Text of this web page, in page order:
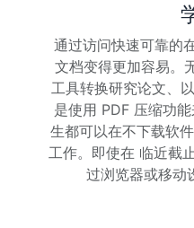
通过访问快速可靠的
文档变得更加容易。
工具转换研究论文、
是使用 PDF 压缩功
生都可以在不下载软
工作。即使在 临近截
过浏览器或移动